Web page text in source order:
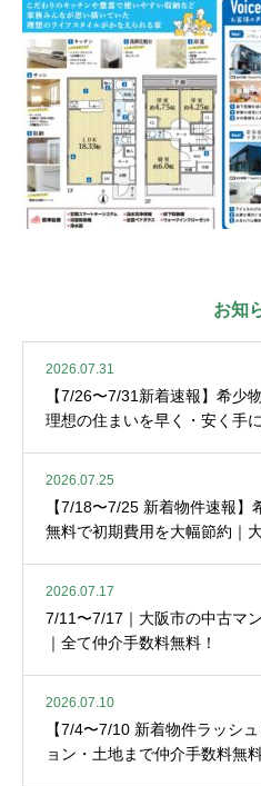
お知
2026.07.31
【7/26〜7/31新着速報】希少
理想の住まいを早く・安く手
2026.07.25
【7/18〜7/25 新着物件速報
無料で初期費用を大幅節約｜
2026.07.17
7/11〜7/17｜大阪市の中古マ
｜全て仲介手数料無料！
2026.07.10
【7/4〜7/10 新着物件ラッシ
ョン・土地まで仲介手数料無